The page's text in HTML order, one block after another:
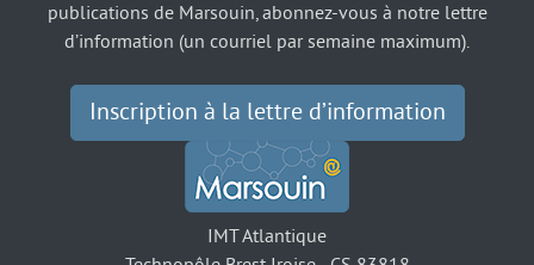
publications de Marsouin, abonnez-vous à notre lettre
d’information (un courriel par semaine maximum).
Inscription à la lettre d’information
IMT Atlantique